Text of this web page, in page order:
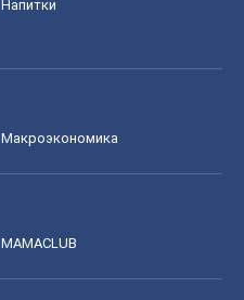
Напитки
Mакроэкономика
MAMACLUB